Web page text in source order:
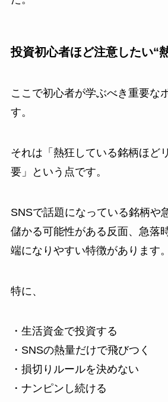
投資初心者ほど注意したい“
ここで初心者が学ぶべき重要な
す。
それは「熱狂している銘柄ほど
要」という点です。
SNSで話題になっている銘柄や
儲かる可能性がある反面、急落
端になりやすい特徴があります。
特に、
・生活資金で投資する
・SNSの熱量だけで飛びつく
・損切りルールを決めない
・ナンピンし続ける